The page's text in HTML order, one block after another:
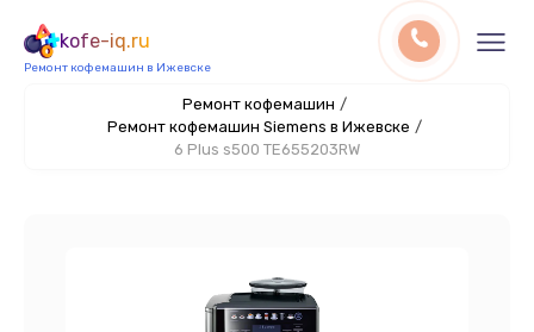
kofe-iq.ru
Ремонт кофемашин в Ижевске
Ремонт кофемашин /
Ремонт кофемашин Siemens в Ижевске /
6 Plus s500 TE655203RW